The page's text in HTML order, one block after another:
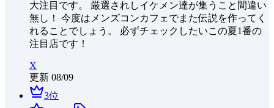
大注目です。 厳選されしイケメン達が集うこと間違い
無し！ 今度はメンズコンカフェでまた伝説を作ってく
れることでしょう。 必ずチェックしたいこの夏1番の
注目店です！
X
更新 08/09
3位